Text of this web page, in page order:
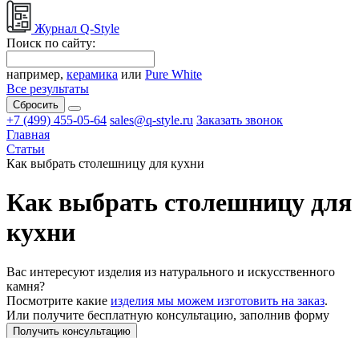
Журнал Q-Style
Поиск по сайту:
например, керамика или Pure White
Все результаты
Сбросить
+7 (499) 455-05-64 sales@q-style.ru Заказать звонок
Главная
Статьи
Как выбрать столешницу для кухни
Как выбрать столешницу для
кухни
Вас интересуют изделия из натурального и искусственного
камня?
Посмотрите какие изделия мы можем изготовить на заказ.
Или получите бесплатную консультацию, заполнив форму
Получить консультацию